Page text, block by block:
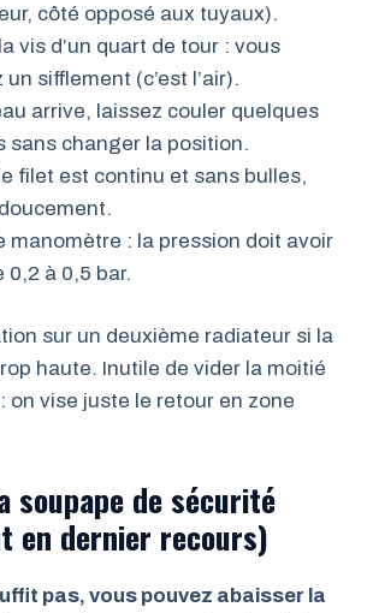
côté opposé aux tuyaux).
vis d’un quart de tour : vous
sifflement (c’est l’air).
arrive, laissez couler quelques
sans changer la position.
filet est continu et sans bulles,
manomètre : la pression doit avoir
0,2 à 0,5 bar.
sur un deuxième radiateur si la
haute. Inutile de vider la moitié
on vise juste le retour en zone
soupape de sécurité
en dernier recours)
pas, vous pouvez abaisser la